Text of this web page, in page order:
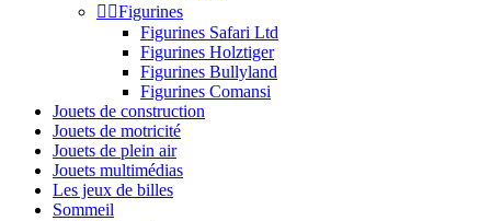
 Figurines
Figurines Safari Ltd
Figurines Holztiger
Figurines Bullyland
Figurines Comansi
Jouets de construction
Jouets de motricité
Jouets de plein air
Jouets multimédias
Les jeux de billes
Sommeil